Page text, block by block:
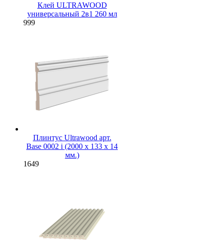
Клей ULTRAWOOD
универсальный 2в1 260 мл
999
Плинтус Ultrawood арт.
Base 0002 i (2000 x 133 x 14
мм.)
1649